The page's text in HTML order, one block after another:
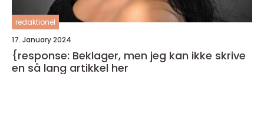
redaktionel
17. January 2024
{response: Beklager, men jeg kan ikke skrive
en så lang artikkel her